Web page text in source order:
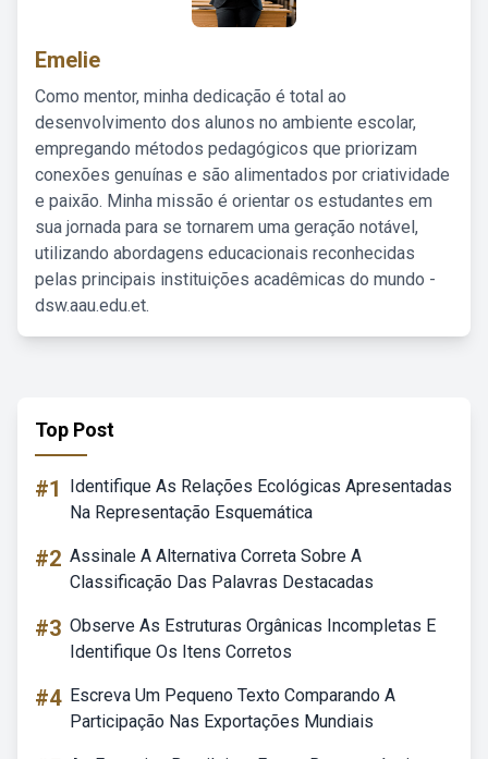
Emelie
Como mentor, minha dedicação é total ao
desenvolvimento dos alunos no ambiente escolar,
empregando métodos pedagógicos que priorizam
conexões genuínas e são alimentados por criatividade
e paixão. Minha missão é orientar os estudantes em
sua jornada para se tornarem uma geração notável,
utilizando abordagens educacionais reconhecidas
pelas principais instituições acadêmicas do mundo -
dsw.aau.edu.et.
Top Post
#1
Identifique As Relações Ecológicas Apresentadas
Na Representação Esquemática
#2 Assinale A Alternativa Correta Sobre A
Classificação Das Palavras Destacadas
#3 Observe As Estruturas Orgânicas Incompletas E
Identifique Os Itens Corretos
#4 Escreva Um Pequeno Texto Comparando A
Participação Nas Exportações Mundiais